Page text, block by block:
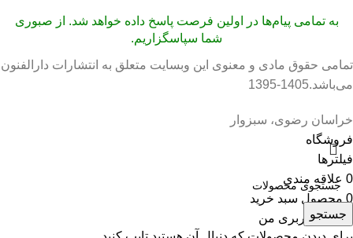
به تمامی پیام‌ها در اولین فرصت پاسخ داده خواهد شد. از صبوری
شما سپاسگزاریم.
تمامی حقوق مادی و معنوی این وبسایت متعلق به انتشارات دارالفنون
می‌باشد.1405-1395
خراسان رضوی، سبزوار
جستجو
فروشگاه
فیلترها
0 علاقه مندی
0 محصول سبد خرید
حساب کاربری من